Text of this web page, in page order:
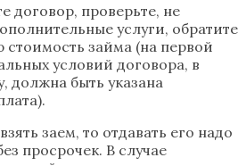
договор, проверьте, не
услуги, обратите
займа (на первой
условий договора, в
должна быть указана
заем, то отдавать его надо
просрочек. В случае